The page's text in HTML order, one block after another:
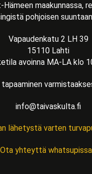
Hämeen maakunnassa,
pohjoisen
Vapaudenkatu 2 LH 39
15110 Lahti
avoinna MA-LA klo
info@taivaskulta.fi
lähetystä varten
Ota yhteyttä